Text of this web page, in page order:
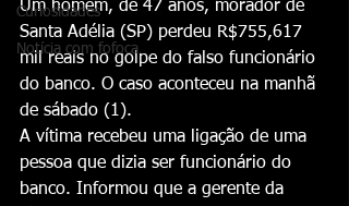
Curiosidades
Notícia com fofoca
Um homem, de 47 anos, morador de
Santa Adélia (SP) perdeu R$755,617
mil reais no golpe do falso funcionário
do banco. O caso aconteceu na manhã
de sábado (1).
A vítima recebeu uma ligação de uma
pessoa que dizia ser funcionário do
banco. Informou que a gerente da